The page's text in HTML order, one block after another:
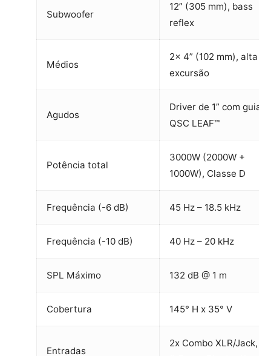
Subwoofer
12” (305 mm), bass
reflex
Médios
2x 4” (102 mm), alta
excursão
Agudos
Driver de 1” com guia
QSC LEAF™
Potência total
3000W (2000W +
1000W), Classe D
Frequência (-6 dB) 45 Hz – 18.5 kHz
Frequência (-10 dB) 40 Hz – 20 kHz
SPL Máximo 132 dB @ 1 m
Cobertura 145° H x 35° V
Entradas
2x Combo XLR/Jack, 1x